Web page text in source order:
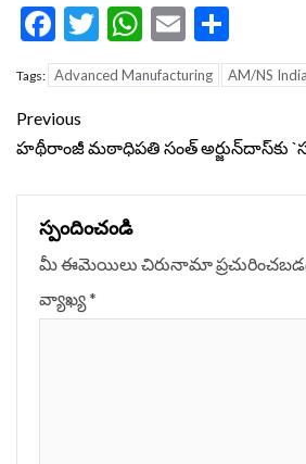
Facebook
Twitter
WhatsApp
Email
Tags: Advanced Manufacturing AM/NS India
Continue
Reading
Previous
హథీరాంజీ మఠాధిపతి సంత్‌ అర్జున్‌దాస్‌కు
స్పందించండి
మీ ఈమెయిలు చిరునామా
వ్యాఖ్య*